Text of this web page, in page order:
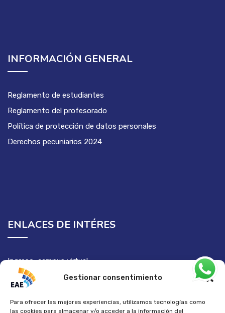
Gestionar consentimiento
Para ofrecer las mejores experiencias, utilizamos tecnologías como
las cookies para almacenar y/o acceder a la información del
INFORMACIÓN GENERAL
Reglamento de estudiantes
Reglamento del profesorado
Política de protección de datos personales
Derechos pecuniarios 2024
ENLACES DE INTÉRES
Ingreso campus virtual
Semilleros de investigación